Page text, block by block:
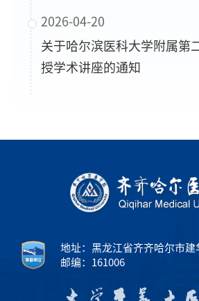
2026-04-20
关于哈尔滨医科大学附属第
授学术讲座的通知
地址：黑龙江省齐齐哈尔市建
邮编：161006